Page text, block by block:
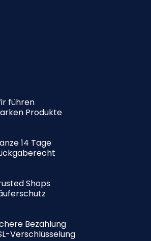
führen
Produkte
14 Tage
Shops
Bezahlung
Verschlüsselung